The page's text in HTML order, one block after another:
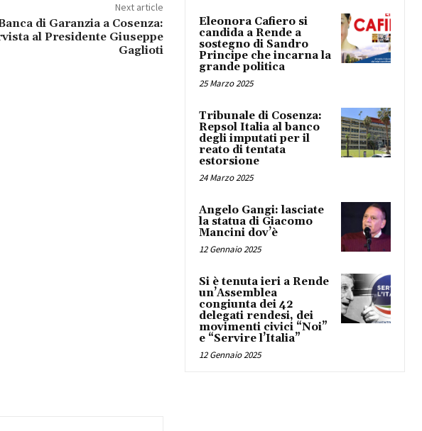
Next article
di Garanzia a Cosenza:
al Presidente Giuseppe
Gaglioti
Eleonora Cafiero si
candida a Rende a
sostegno di Sandro
Principe che incarna la
grande politica
25 Marzo 2025
Tribunale di Cosenza:
Repsol Italia al banco
degli imputati per il
reato di tentata
estorsione
24 Marzo 2025
Angelo Gangi: lasciate
la statua di Giacomo
Mancini dov’è
12 Gennaio 2025
Si è tenuta ieri a Rende
un’Assemblea
congiunta dei 42
delegati rendesi, dei
movimenti civici “Noi”
e “Servire l’Italia”
12 Gennaio 2025